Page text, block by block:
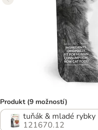
Produkt (9 možností)
tuňák & mladé rybky
121670.12